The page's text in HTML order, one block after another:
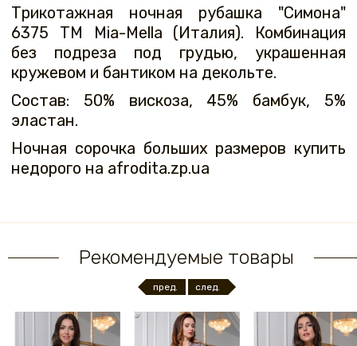
Трикотажная ночная рубашка "Симона"
6375 ТМ Mia-Mella (Италия). Комбинация
без подреза под грудью, украшенная
кружевом и бантиком на декольте.
Состав: 50% вискоза, 45% бамбук, 5%
эластан.
Ночная сорочка больших размеров купить
недорого на afrodita.zp.ua
Рекомендуемые товары
пред. след.